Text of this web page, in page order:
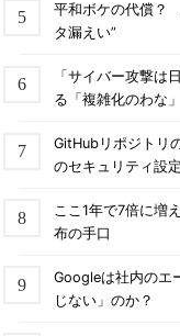
平和ボケの代償？
タ漏えい”
「サイバー攻撃
る「複雑化のわな」
GitHubリポジトリ
のセキュリティ設定
ここ1年で7倍に増
布の手口
Googleは社内の
じない」のか？